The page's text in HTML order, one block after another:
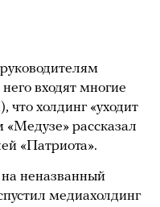
входят многие
холдинг «уходит
«Медузе» рассказал
«Патриота».
неназванный
медиахолдинг